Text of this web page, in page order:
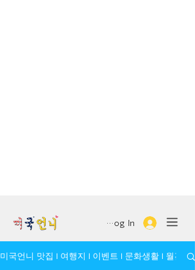
Log In
미국언니 맛집 l 여행지 l 이벤트 l 문화생활 l 월간 모